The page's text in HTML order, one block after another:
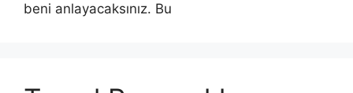
beni anlayacaksınız. Bu